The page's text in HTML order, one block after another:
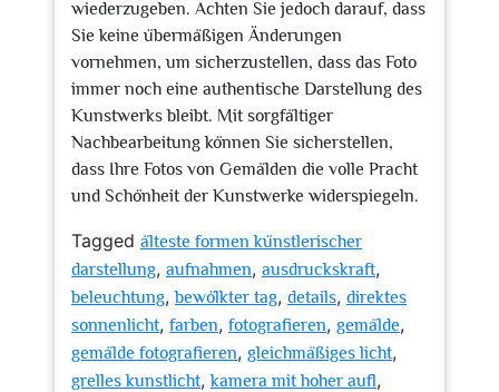
wiederzugeben. Achten Sie jedoch darauf, dass
Sie keine übermäßigen Änderungen
vornehmen, um sicherzustellen, dass das Foto
immer noch eine authentische Darstellung des
Kunstwerks bleibt. Mit sorgfältiger
Nachbearbeitung können Sie sicherstellen,
dass Ihre Fotos von Gemälden die volle Pracht
und Schönheit der Kunstwerke widerspiegeln.
Tagged älteste formen künstlerischer
darstellung, aufnahmen, ausdruckskraft,
beleuchtung,bewölkter tag, details, direktes
sonnenlicht, farben, fotografieren, gemälde,
gemälde fotografieren, gleichmäßiges licht,
grelles kunstlicht,kamera mit hoher aufl,